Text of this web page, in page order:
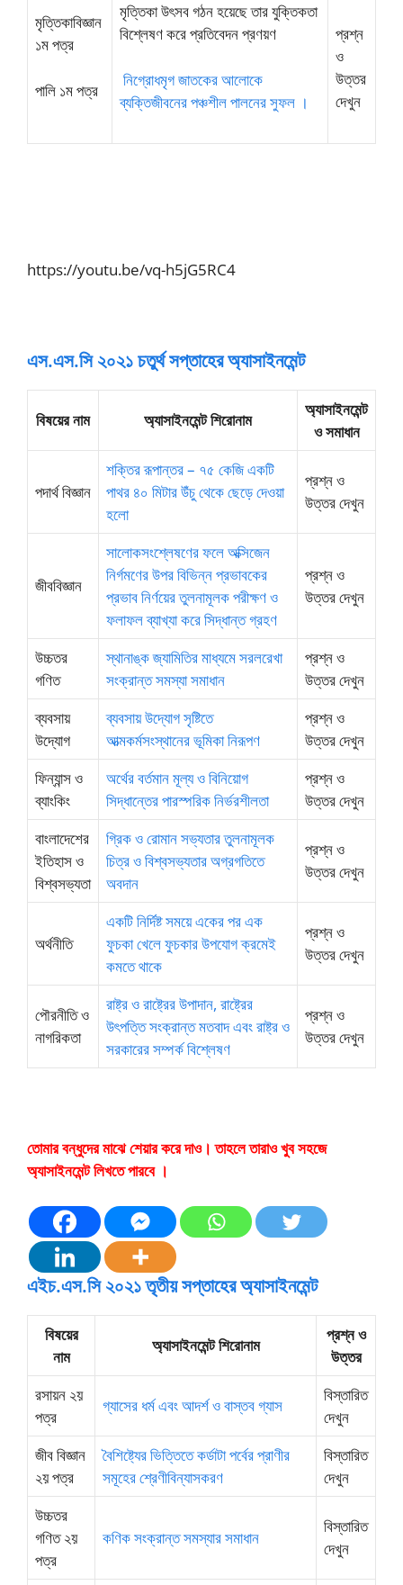
মৃত্তিকাবিজ্ঞান
১ম পত্র
পালি ১ম পত্র
মৃত্তিকা উৎসব গঠন হয়েছে তার যুক্তিকতা
বিশ্লেষণ করে প্রতিবেদন প্রণয়ণ
নিগ্রোধমৃগ জাতকের আলোকে
ব্যক্তিজীবনের পঞ্চশীল পালনের সুফল ।
প্রশ্ন
ও
উত্তর
দেখুন
https://youtu.be/vq-h5jG5RC4
এস.এস.সি ২০২১ চতুর্থ সপ্তাহের অ্যাসাইনমেন্ট
বিষয়ের নাম অ্যাসাইনমেন্ট শিরোনাম
অ্যাসাইনমেন্ট
ও সমাধান
পদার্থ বিজ্ঞান
শক্তির রূপান্তর – ৭৫ কেজি একটি
পাথর ৪০ মিটার উঁচু থেকে ছেড়ে দেওয়া
হলো
প্রশ্ন ও
উত্তর দেখুন
জীববিজ্ঞান
সালােকসংশ্লেষণের ফলে অক্সিজেন
নির্গমণের উপর বিভিন্ন প্রভাবকের
প্রভাব নির্ণয়ের তুলনামূলক পরীক্ষণ ও
ফলাফল ব্যাখ্যা করে সিদ্ধান্ত গ্রহণ
প্রশ্ন ও
উত্তর দেখুন
উচ্চতর
গণিত
স্থানাঙ্ক জ্যামিতির মাধ্যমে সরলরেখা
সংক্রান্ত সমস্যা সমাধান
প্রশ্ন ও
উত্তর দেখুন
ব্যবসায়
উদ্যোগ
ব্যবসায় উদ্যোগ সৃষ্টিতে
আত্মকর্মসংস্থানের ভূমিকা নিরূপণ
প্রশ্ন ও
উত্তর দেখুন
ফিন্যান্স ও
ব্যাংকিং
অর্থের বর্তমান মূল্য ও বিনিয়ােগ
সিদ্ধান্তের পারস্পরিক নির্ভরশীলতা
প্রশ্ন ও
উত্তর দেখুন
বাংলাদেশের
ইতিহাস ও
বিশ্বসভ্যতা
গ্রিক ও রোমান সভ্যতার তুলনামূলক
চিত্র ও বিশ্বসভ্যতার অগ্রগতিতে
অবদান
প্রশ্ন ও
উত্তর দেখুন
অর্থনীতি
একটি নির্দিষ্ট সময়ে একের পর এক
ফুচকা খেলে ফুচকার উপযােগ ক্রমেই
কমতে থাকে
প্রশ্ন ও
উত্তর দেখুন
পৌরনীতি ও
নাগরিকতা
রাষ্ট্র ও রাষ্ট্রের উপাদান, রাষ্ট্রের
উৎপত্তি সংক্রান্ত মতবাদ এবং রাষ্ট্র ও
সরকারের সম্পর্ক বিশ্লেষণ
প্রশ্ন ও
উত্তর দেখুন
তোমার বন্ধুদের মাঝে শেয়ার করে দাও। তাহলে তারাও খুব সহজে
অ্যাসাইনমেন্ট লিখতে পারবে ।
এইচ.এস.সি ২০২১ তৃতীয় সপ্তাহের অ্যাসাইনমেন্ট
বিষয়ের
নাম
অ্যাসাইনমেন্ট শিরোনাম
প্রশ্ন ও
উত্তর
রসায়ন ২য়
পত্র
গ্যাসের ধর্ম এবং আদর্শ ও বাস্তব গ্যাস
বিস্তারিত
দেখুন
জীব বিজ্ঞান
২য় পত্র
বৈশিষ্ট্যের ভিত্তিতে কর্ডাটা পর্বের প্রাণীর
সমূহের শ্রেণীবিন্যাসকরণ
বিস্তারিত
দেখুন
উচ্চতর
গণিত ২য়
পত্র
কণিক সংক্রান্ত সমস্যার সমাধান
বিস্তারিত
দেখুন